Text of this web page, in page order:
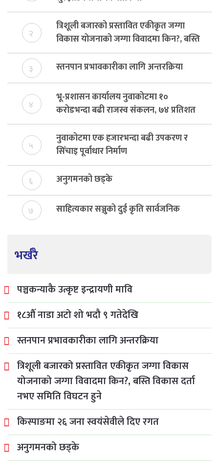
२
त्रिशूली बजारको प्रस्तावित एकीकृत जग्गा
विकास योजनाको जग्गा विवादमा किन?, बस्ति
विकास दर्ता नभए समिति विघटन हुने
३ स्तनपान प्रभावकारीका लागि अन्तरक्रिया
४
भू-प्रशासन कार्यालय नुवाकोटमा १०
करोडभन्दा बढी राजस्व संकलन, ७४ प्रतिशत
बेरुजु फर्छयौट
५
नुवाकोटमा एक हजारभन्दा बढी उपकरण र
सिँचाइ पूर्वाधार निर्माण
६ अनुगमनको छड्के
७ साहित्यकार सञ्जुको दुई कृति सार्वजनिक
भर्खरै
पञ्चकन्याकै उत्कृष्ट इन्द्रायणी मावि
१८औँ नाडा अटो शो भदौ ९ गतेदेखि
स्तनपान प्रभावकारीका लागि अन्तरक्रिया
त्रिशूली बजारको प्रस्तावित एकीकृत जग्गा विकास
योजनाको जग्गा विवादमा किन?, बस्ति विकास दर्ता
नभए समिति विघटन हुने
किस्पाङमा २६ जना स्वयंसेवीले दिए रगत
अनुगमनको छड्के